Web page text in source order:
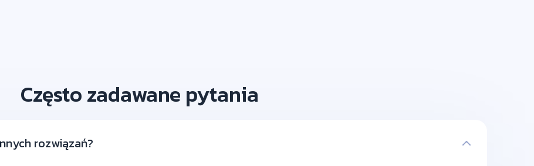
Często zadawane pytania
rozwiązań?